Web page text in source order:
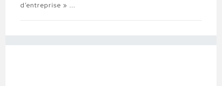
d’entreprise » ...